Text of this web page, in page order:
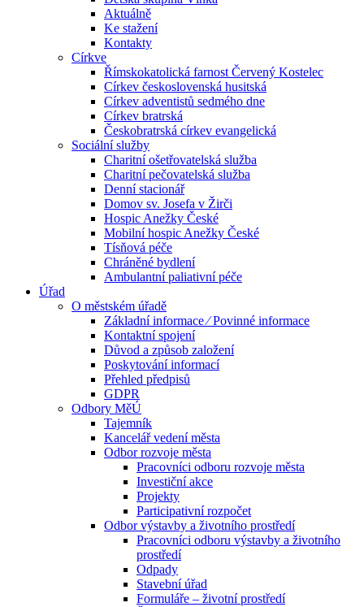
Aktuálně
Ke stažení
Kontakty
Církve
Římskokatolická farnost Červený Kostelec
Církev československá husitská
Církev adventistů sedmého dne
Církev bratrská
Českobratrská církev evangelická
Sociální služby
Charitní ošetřovatelská služba
Charitní pečovatelská služba
Denní stacionář
Domov sv. Josefa v Žirči
Hospic Anežky České
Mobilní hospic Anežky České
Tísňová péče
Chráněné bydlení
Ambulantní paliativní péče
Úřad
O městském úřadě
Základní informace ⁄ Povinné informace
Kontaktní spojení
Důvod a způsob založení
Poskytování informací
Přehled předpisů
GDPR
Odbory MěÚ
Tajemník
Kancelář vedení města
Odbor rozvoje města
Pracovníci odboru rozvoje města
Investiční akce
Projekty
Participativní rozpočet
Odbor výstavby a životního prostředí
Pracovníci odboru výstavby a životního
prostředí
Odpady
Stavební úřad
Formuláře – životní prostředí